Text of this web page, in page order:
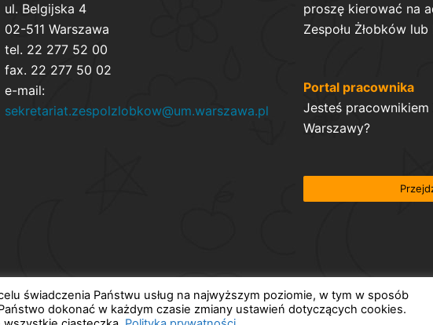
ul. Belgijska 4
02-511 Warszawa
tel. 22 277 52 00
fax. 22 277 50 02
e-mail:
sekretariat.zespolzlobkow@um.warszawa.pl
proszę kierować na
Zespołu Żłobków
Portal pracownika
Jesteś pracownikiem
Warszawy?
świadczenia Państwu usług na najwyższym poziomie, w tym w sposób
dokonać w każdym czasie zmiany ustawień dotyczących cookies.